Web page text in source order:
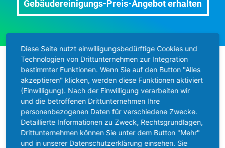
Gebäudereinigungs-Preis-Angebot erhalten
Nah
Moeller Gebäudedienste bietet
Diese Seite nutzt einwilligungsbedürftige Cookies und
Technologien von Drittunternehmen zur Integration
bestimmter Funktionen. Wenn Sie auf den Button "Alles
akzeptieren" klicken, werden diese Funktionen aktiviert
(Einwilligung). Nach der Einwilligung verarbeiten wir
und die betroffenen Drittunternehmen Ihre
personenbezogenen Daten für verschiedene Zwecke.
Detaillierte Informationen zu Zweck, Rechtsgrundlagen,
Drittunternehmen können Sie unter dem Button "Mehr"
und in unserer Datenschutzerklärung einsehen. Sie